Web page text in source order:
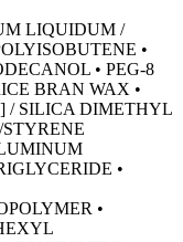
LIQUIDUM /
•
• PEG-8
BRAN WAX •
/ SILICA DIMETHYL
•
•